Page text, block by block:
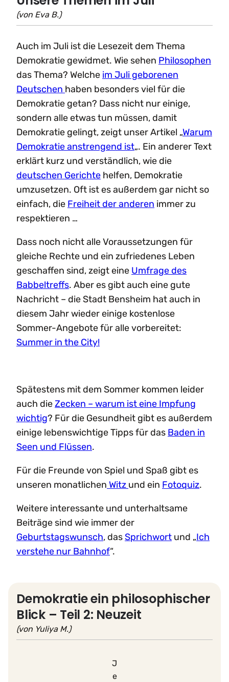
(von Eva B.)
Auch im Juli ist die Lesezeit dem Thema
Demokratie gewidmet. Wie sehen Philosophen
das Thema? Welche im Juli geborenen
Deutschen haben besonders viel für die
Demokratie getan? Dass nicht nur einige,
sondern alle etwas tun müssen, damit
Demokratie gelingt, zeigt unser Artikel „Warum
Demokratie anstrengend ist„. Ein anderer Text
erklärt kurz und verständlich, wie die
deutschen Gerichte helfen, Demokratie
umzusetzen. Oft ist es außerdem gar nicht so
einfach, die Freiheit der anderen immer zu
respektieren …
Dass noch nicht alle Voraussetzungen für
gleiche Rechte und ein zufriedenes Leben
geschaffen sind, zeigt eine Umfrage des
Babbeltreffs. Aber es gibt auch eine gute
Nachricht – die Stadt Bensheim hat auch in
diesem Jahr wieder einige kostenlose
Sommer-Angebote für alle vorbereitet:
Summer in the City!
Spätestens mit dem Sommer kommen leider
auch dieZecken – warum ist eine Impfung
wichtig? Für die Gesundheit gibt es außerdem
einige lebenswichtige Tipps für das Baden in
Seen und Flüssen.
Für die Freunde von Spiel und Spaß gibt es
unseren monatlichen Witz und ein Fotoquiz.
Weitere interessante und unterhaltsame
Beiträge sind wie immer der
Geburtstagswunsch, dasSprichwort und „Ich
verstehe nur Bahnhof“.
Demokratie ein philosophischer
Blick – Teil 2: Neuzeit
(von Yuliya M.)
J
e